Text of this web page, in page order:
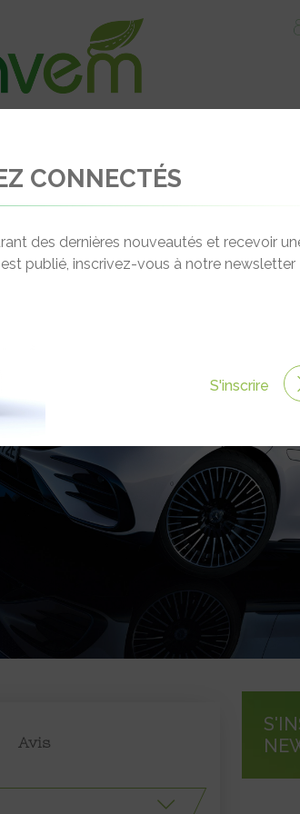
Avis
CONNECTÉS
des dernières nouveautés et recevoir
publié, inscrivez-vous à notre newsletter
S'inscrire